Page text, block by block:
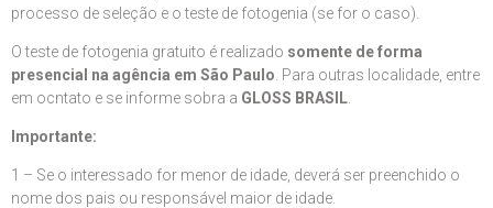
processo de seleção e o teste de fotogenia (se for o caso).
O teste de fotogenia gratuito é realizado somente de forma
presencial na agência em São Paulo . Para outras localidade, entre
em ocntato e se informe sobra a GLOSS BRASIL
Importante:
1 – Se o interessado for menor de idade, deverá ser preenchido o
nome dos pais ou responsável maior de idade.